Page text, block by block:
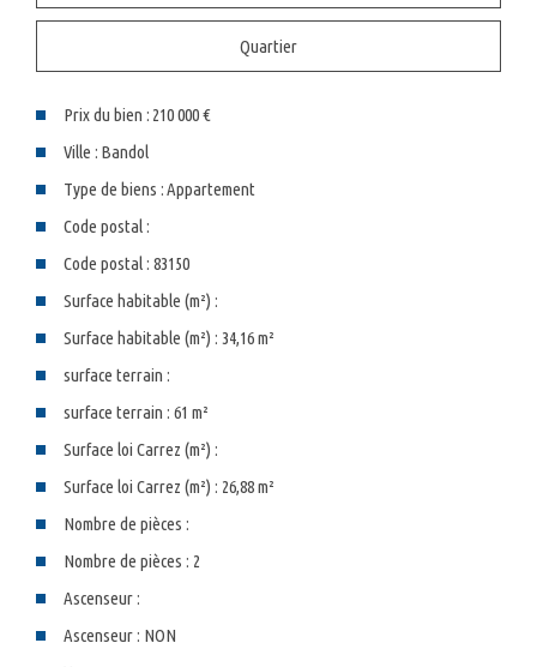
Quartier
Prix du bien : 210 000 €
Ville : Bandol
Type de biens :Appartement
Code postal :
Code postal : 83150
Surface habitable (m²) :
Surface habitable (m²) : 34,16 m²
surface terrain :
surface terrain : 61 m²
Surface loi Carrez (m²) :
Surface loi Carrez (m²) : 26,88 m²
Nombre de pièces :
Nombre de pièces : 2
Ascenseur :
Ascenseur : NON